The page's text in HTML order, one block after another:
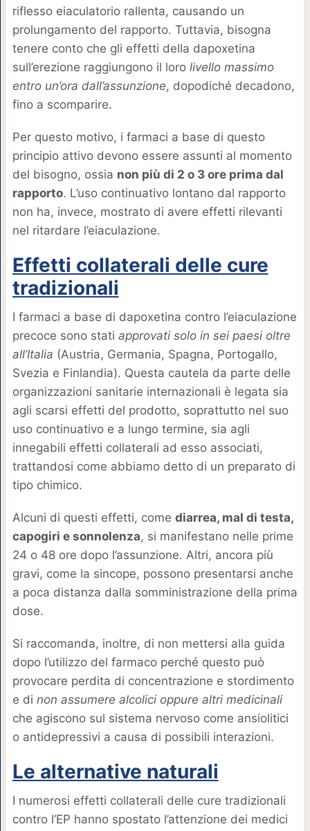
riflesso eiaculatorio rallenta, causando un
prolungamento del rapporto. Tuttavia, bisogna
tenere conto che gli effetti della dapoxetina
sull’erezione raggiungono il loro livello massimo
entro un’ora dall’assunzione, dopodiché decadono,
fino a scomparire.
Per questo motivo, i farmaci a base di questo
principio attivo devono essere assunti al momento
del bisogno, ossia non più di 2 o 3 ore prima dal
rapporto. L’uso continuativo lontano dal rapporto
non ha, invece, mostrato di avere effetti rilevanti
nel ritardare l’eiaculazione.
Effetti collaterali delle cure
tradizionali
I farmaci a base di dapoxetina contro l’eiaculazione
precoce sono stati approvati solo in sei paesi oltre
all’Italia (Austria, Germania, Spagna, Portogallo,
Svezia e Finlandia). Questa cautela da parte delle
organizzazioni sanitarie internazionali è legata sia
agli scarsi effetti del prodotto, soprattutto nel suo
uso continuativo e a lungo termine, sia agli
innegabili effetti collaterali ad esso associati,
trattandosi come abbiamo detto di un preparato di
tipo chimico.
Alcuni di questi effetti, come diarrea, mal di testa,
capogiri e sonnolenza, si manifestano nelle prime
24 o 48 ore dopo l’assunzione. Altri, ancora più
gravi, come la sincope, possono presentarsi anche
a poca distanza dalla somministrazione della prima
dose.
Si raccomanda, inoltre, di non mettersi alla guida
dopo l’utilizzo del farmaco perché questo può
provocare perdita di concentrazione e stordimento
e di non assumere alcolici oppure altri medicinali
che agiscono sul sistema nervoso come ansiolitici
o antidepressivi a causa di possibili interazioni.
Le alternative naturali
I numerosi effetti collaterali delle cure tradizionali
contro l’EP hanno spostato l’attenzione dei medici